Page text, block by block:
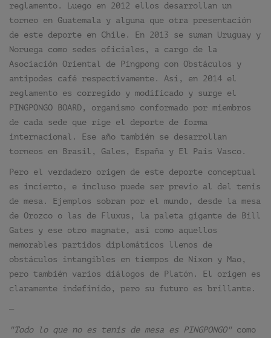
reglamento. Luego en 2012 ellos desarrollan un
torneo en Guatemala y alguna que otra presentación
de este deporte en Chile. En 2013 se suman Uruguay y
Noruega como sedes oficiales, a cargo de la
Asociación Oriental de Pingpong con Obstáculos y
antipodes café respectivamente. Así, en 2014 el
reglamento es corregido y modificado y surge el
PINGPONGO BOARD, organismo conformado por miembros
de cada sede que rige el deporte de forma
internacional. Ese año también se desarrollan
torneos en Brasil, Gales, España y El País Vasco.
Pero el verdadero origen de este deporte conceptual
es incierto, e incluso puede ser previo al del tenis
de mesa. Ejemplos sobran por el mundo, desde la mesa
de Orozco o las de Fluxus, la paleta gigante de Bill
Gates y ese otro magnate, así como aquellos
memorables partidos diplomáticos llenos de
obstáculos intangibles en tiempos de Nixon y Mao,
pero también varios diálogos de Platón. El origen es
claramente indefinido, pero su futuro es brillante.
—
"Todo lo que no es tenis de mesa es PINGPONGO" como